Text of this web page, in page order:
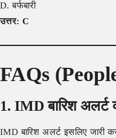
D. बर्फबारी
उत्तर: C
FAQs
1. IMD बारिश अलर्ट
IMD बारिश अलर्ट इसलिए जारी